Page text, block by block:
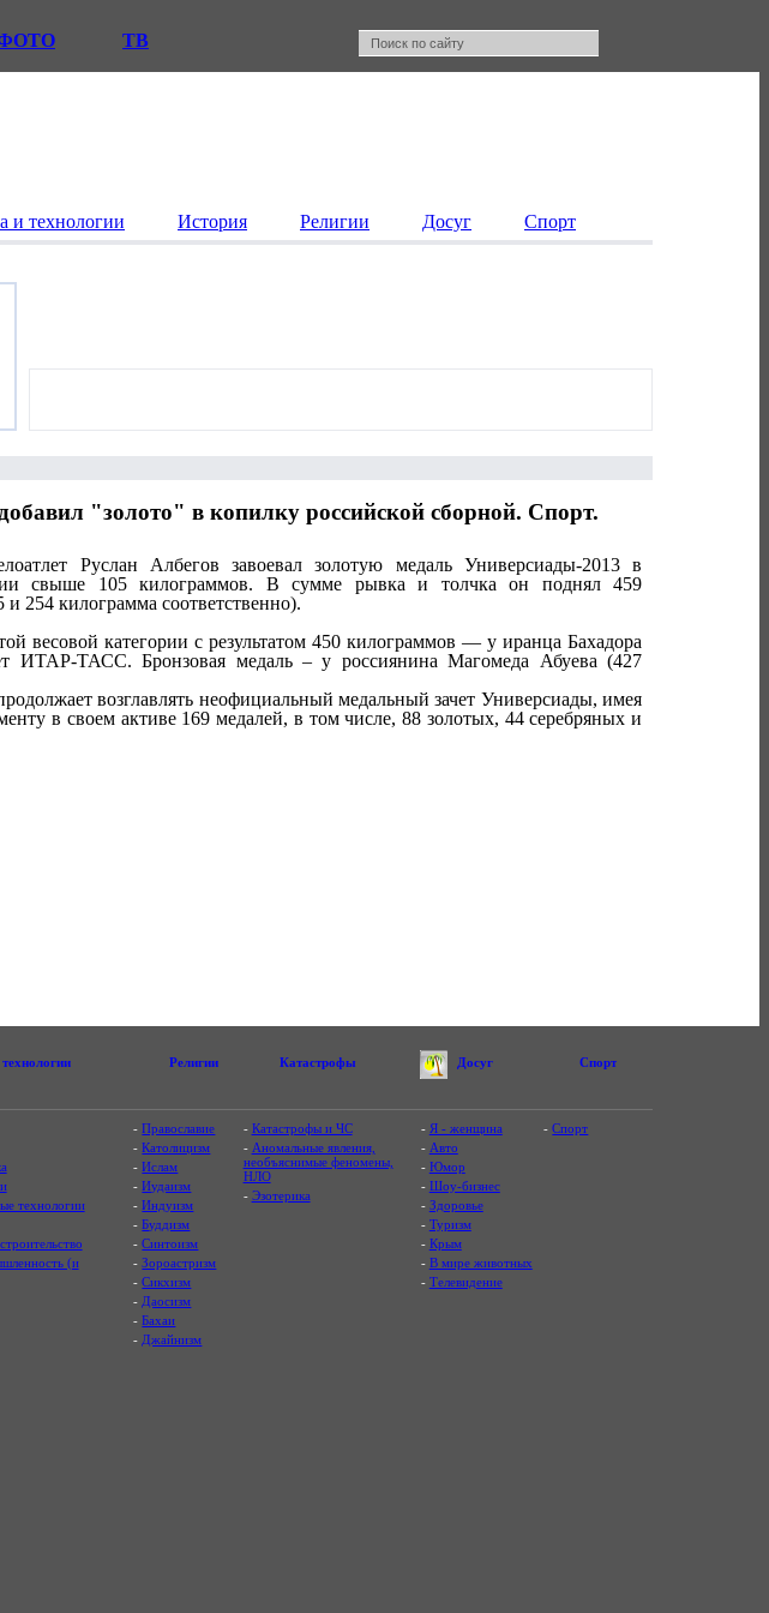
ТВ
и технологии История Религии Досуг Спорт
"золото" в копилку российской сборной. Спорт.
Руслан Албегов завоевал золотую медаль Универсиады-2013 в
свыше 105 килограммов. В сумме рывка и толчка он поднял 459
254 килограмма соответственно).
весовой категории с результатом 450 килограммов — у иранца Бахадора
ИТАР-ТАСС. Бронзовая медаль – у россиянина Магомеда Абуева (427
возглавлять неофициальный медальный зачет Универсиады, имея
в своем активе 169 медалей, в том числе, 88 золотых, 44 серебряных и
Религии Катастрофы Досуг Спорт
технологии
(и
-Православие
-Католицизм
-Ислам
-Иудаизм
-Индуизм
-Буддизм
-Синтоизм
-Зороастризм
-Сикхизм
- Даосизм
-Бахаи
- Джайнизм
- Катастрофы и ЧС
- Аномальные явления,
необъяснимые феномены,
НЛО
- Эзотерика
- Я - женщина
- Авто
- Юмор
- Шоу-бизнес
- Здоровье
- Туризм
- Крым
- В мире животных
- Телевидение
-Спорт